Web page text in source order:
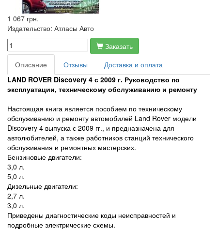
1 067 грн.
Издательство: Атласы Авто
Заказать
Описание
Отзывы
Доставка и оплата
LAND ROVER Discovery 4 с 2009 г. Руководство по
эксплуатации, техническому обслуживанию и ремонту
Настоящая книга является пособием по техническому
обслуживанию и ремонту автомобилей Land Rover модели
Discovery 4 выпуска с 2009 гг., и предназначена для
автолюбителей, а также работников станций технического
обслуживания и ремонтных мастерских.
Бензиновые двигатели:
3,0 л.
5,0 л.
Дизельные двигатели:
2,7 л.
3,0 л.
Приведены диагностические коды неисправностей и
подробные электрические схемы.